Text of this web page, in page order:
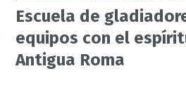
Escuela de
equipos con el
Antigua Roma